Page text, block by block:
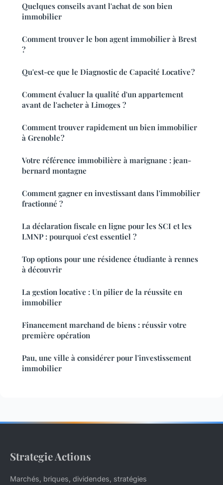
Quelques conseils avant l'achat de son bien
immobilier
Comment trouver le bon agent immobilier à Brest
?
Qu'est-ce que le Diagnostic de Capacité Locative ?
Comment évaluer la qualité d'un appartement
avant de l'acheter à Limoges ?
Comment trouver rapidement un bien immobilier
à Grenoble ?
Votre référence immobilière à marignane : jean-
bernard montagne
Comment gagner en investissant dans l'immobilier
fractionné ?
La déclaration fiscale en ligne pour les SCI et les
LMNP : pourquoi c'est essentiel ?
Top options pour une résidence étudiante à rennes
à découvrir
La gestion locative : Un pilier de la réussite en
immobilier
Financement marchand de biens : réussir votre
première opération
Pau, une ville à considérer pour l'investissement
immobilier
Strategie Actions
Marchés, briques, dividendes, stratégies